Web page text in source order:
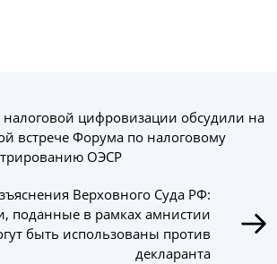
цифровизации обсудили на
встрече Форума по налоговому
ОЭСР
Верховного Суда РФ:
поданные в рамках амнистии
быть использованы против
декларанта